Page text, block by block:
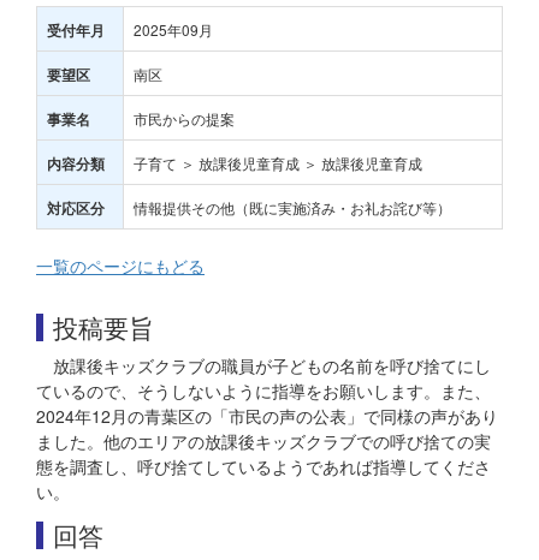
受付年月 2025年09月
要望区 南区
事業名 市民からの提案
内容分類 子育て ＞ 放課後児童育成 ＞ 放課後児童育成
対応区分 情報提供その他（既に実施済み・お礼お詫び等）
一覧のページにもどる
投稿要旨
放課後キッズクラブの職員が子どもの名前を呼び捨てにし
ているので、そうしないように指導をお願いします。また、
2024年12月の青葉区の「市民の声の公表」で同様の声があり
ました。他のエリアの放課後キッズクラブでの呼び捨ての実
態を調査し、呼び捨てしているようであれば指導してくださ
い。
回答